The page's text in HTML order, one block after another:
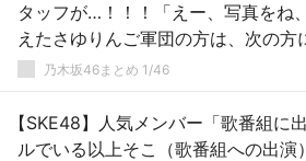
タッフが…！！！「えー、写真をね
えたさゆりんご軍団の方は、次の方
りください…』
乃木坂46まとめ 1/46
【SKE48】人気メンバー「歌番組に
ルでいる以上そこ（歌番組への出演